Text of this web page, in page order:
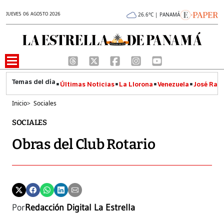
JUEVES 06 AGOSTO 2026 26.6°C | PANAMÁ
Últimas Noticias La Llorona Venezuela José
Inicio> Sociales
SOCIALES
Obras del Club Rotario
PorRedacción Digital La Estrella